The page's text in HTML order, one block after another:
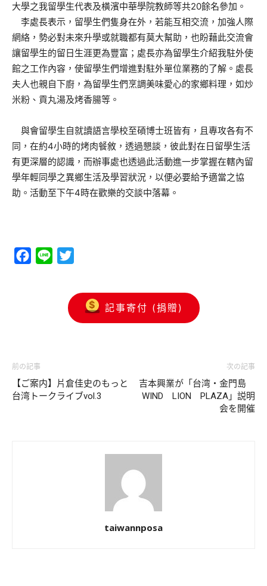
大學之我留學生代表及橫濱中華學院教師等共20餘名參加。
李處長表示，留學生們隻身在外，若能互相交流，加強人際
網絡，勢必對未來升學或就職都有莫大幫助，也盼藉此交流會
讓留學生的留日生涯更為豐富；處長亦為留學生介紹我駐外使
館之工作內容，使留學生們增進對駐外單位業務的了解。處長
夫人也親自下廚，為留學生們烹調美味愛心的家鄉料理，如炒
米粉、貢丸湯及烤香腸等。
與會留學生自就讀語言學校至碩博士班皆有，且專攻各有不
同，在約4小時的烤肉餐敘，透過懇談，彼此對在日留學生活
有更深層的認識，而辦事處也透過此活動進一步掌握在轄內留
學年輕同學之異鄉生活及學習狀況，以便必要給予適當之協
助。活動至下午4時在歡樂的交談中落幕。
Facebook
Line
記事寄付 (捐贈)
前の記事
【ご案内】片倉佳史のもっと
台湾トークライブvol.3
次の記事
吉本興業が「台湾・金門島
WIND LION PLAZA」説明
会を開催
taiwannposa